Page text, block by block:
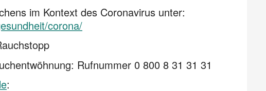
im Kontext des Coronavirus unter:
corona/
Rufnummer 0 800 8 31 31 31
: